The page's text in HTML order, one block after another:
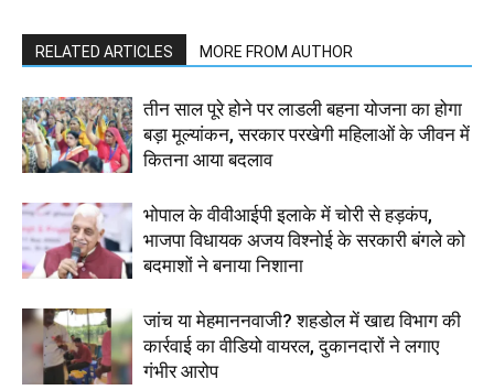
RELATED ARTICLES MORE FROM AUTHOR
तीन साल पूरे होने पर लाडली बहना योजना का होगा
बड़ा मूल्यांकन, सरकार परखेगी महिलाओं के जीवन में
कितना आया बदलाव
भोपाल के वीवीआईपी इलाके में चोरी से हड़कंप,
भाजपा विधायक अजय विश्नोई के सरकारी बंगले को
बदमाशों ने बनाया निशाना
जांच या मेहमाननवाजी? शहडोल में खाद्य विभाग की
कार्रवाई का वीडियो वायरल, दुकानदारों ने लगाए
गंभीर आरोप